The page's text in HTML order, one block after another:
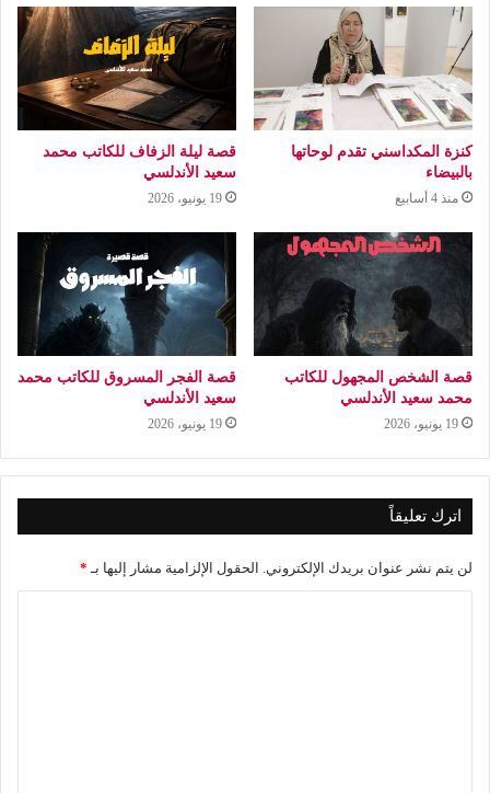
كنزة المكداسني تقدم لوحاتها
بالبيضاء
منذ 4 أسابيع
قصة ليلة الزفاف للكاتب محمد
سعيد الأندلسي
19 يونيو، 2026
قصة الشخص المجهول للكاتب
محمد سعيد الأندلسي
19 يونيو، 2026
قصة الفجر المسروق للكاتب محمد
سعيد الأندلسي
19 يونيو، 2026
اترك تعليقاً
لن يتم نشر عنوان بريدك الإلكتروني. الحقول الإلزامية مشار إليها بـ *